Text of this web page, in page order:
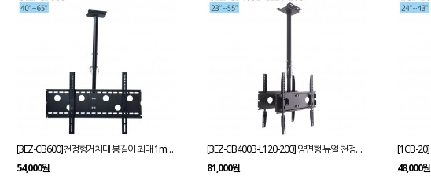
[3EZ-CB600]천정형거치대 봉길이 최대 1m/1.5m/2m선택
54,000원
[3EZ-CB400B-L120-200] 양면형 듀얼 천정형거치대_23~55인치/상하각도조절/메뉴보드용/프랜차이즈/모니터링용/광고용/
81,000원
48,000원